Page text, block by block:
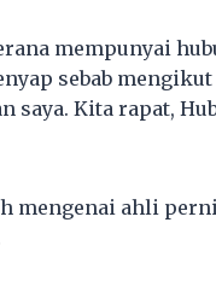
mempunyai
sebab
saya. Kita rapat,
mengenai ahli